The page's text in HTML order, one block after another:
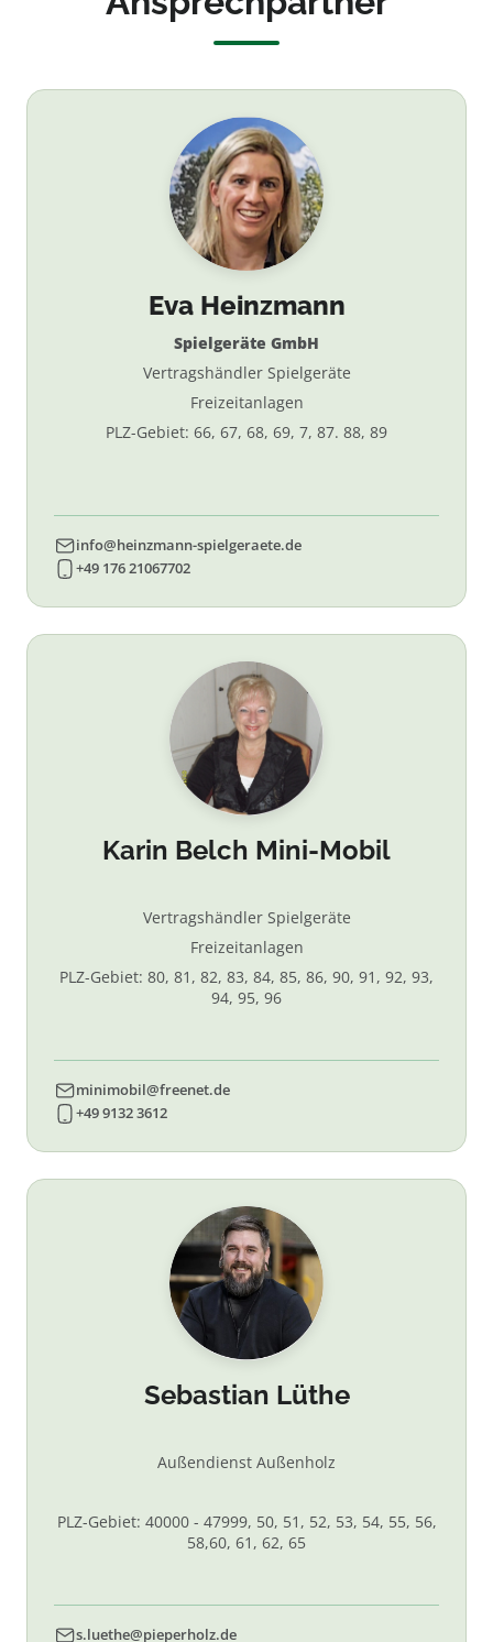
Eva Heinzmann
Spielgeräte GmbH
Vertragshändler Spielgeräte
Freizeitanlagen
PLZ-Gebiet: 66, 67, 68, 69, 7, 87. 88, 89
info@heinzmann-spielgeraete.de
+49 176 21067702
Karin Belch Mini-Mobil
Vertragshändler Spielgeräte
Freizeitanlagen
PLZ-Gebiet: 80, 81, 82, 83, 84, 85, 86, 90, 91, 92, 93,
94, 95, 96
minimobil@freenet.de
+49 9132 3612
Sebastian Lüthe
Außendienst Außenholz
PLZ-Gebiet: 40000 - 47999, 50, 51, 52, 53, 54, 55, 56,
58,60, 61, 62, 65
s.luethe@pieperholz.de